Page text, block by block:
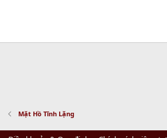
Mặt Hồ Tĩnh Lặng